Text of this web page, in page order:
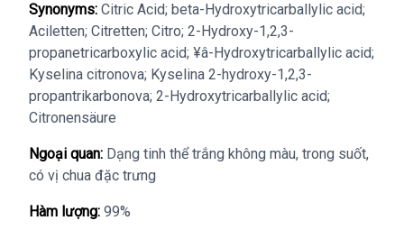
Synonyms: Citric Acid; beta-Hydroxytricarballylic acid;
Aciletten; Citretten; Citro; 2-Hydroxy-1,2,3-
propanetricarboxylic acid; ¥â-Hydroxytricarballylic acid;
Kyselina citronova; Kyselina 2-hydroxy-1,2,3-
propantrikarbonova; 2-Hydroxytricarballylic acid;
Citronensäure
Ngoại quan: Dạng tinh thể trắng không màu, trong suốt,
có vị chua đặc trưng
Hàm lượng: 99%